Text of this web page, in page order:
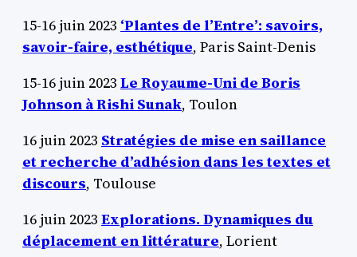
15-16 juin 2023 ‘Plantes de l’Entre’: savoirs,
savoir-faire, esthétique, Paris Saint-Denis
15-16 juin 2023 Le Royaume-Uni de Boris
Johnson à Rishi Sunak, Toulon
16 juin 2023 Stratégies de mise en saillance
et recherche d’adhésion dans les textes et
discours, Toulouse
16 juin 2023 Explorations. Dynamiques du
déplacement en littérature, Lorient